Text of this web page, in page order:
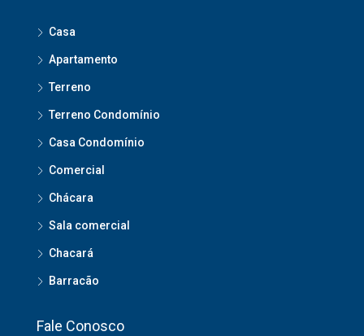
Casa
Apartamento
Terreno
Terreno Condomínio
Casa Condomínio
Comercial
Chácara
Sala comercial
Chacará
Barracão
Fale Conosco